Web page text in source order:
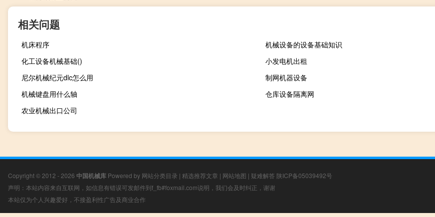
相关问题
机床程序
机械设备的设备基础知识
化工设备机械基础()
小发电机出租
尼尔机械纪元dlc怎么用
制网机器设备
机械键盘用什么轴
仓库设备隔离网
农业机械出口公司
Copyright © 2012 - 2026 中国机械库 Powered by 网站分类目录 | 精选推荐文章 | 网站地图 | 疑难解答 陕ICP备05039492号
声明：本站内容来自互联网，如信息有错误可发邮件到f_fb#foxmail.com说明，我们会及时纠正，谢谢
本站仅为个人兴趣爱好，不接盈利性广告及商业合作